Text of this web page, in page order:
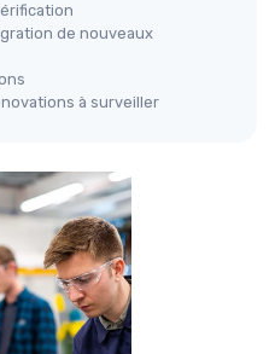
de nouveaux
à surveiller